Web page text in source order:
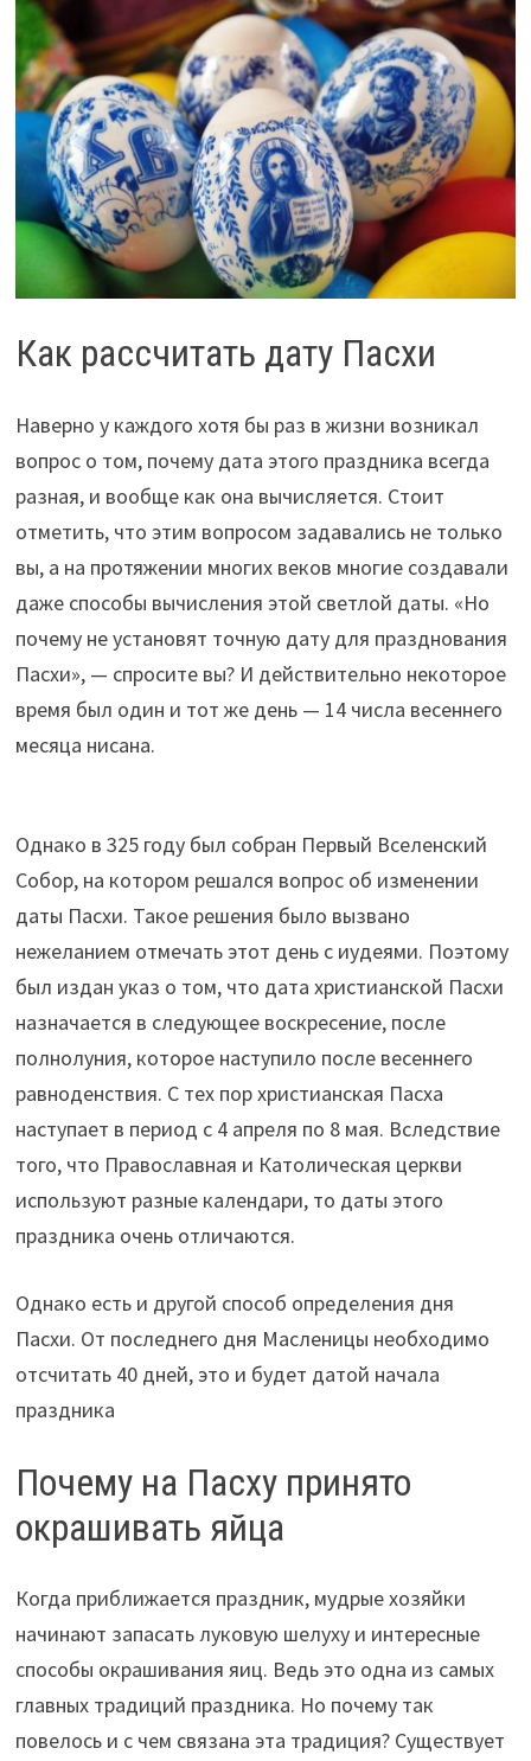
Как рассчитать дату Пасхи
Наверно у каждого хотя бы раз в жизни возникал
вопрос о том, почему дата этого праздника всегда
разная, и вообще как она вычисляется. Стоит
отметить, что этим вопросом задавались не только
вы, а на протяжении многих веков многие создавали
даже способы вычисления этой светлой даты. «Но
почему не установят точную дату для празднования
Пасхи», — спросите вы? И действительно некоторое
время был один и тот же день — 14 числа весеннего
месяца нисана.
Однако в 325 году был собран Первый Вселенский
Собор, на котором решался вопрос об изменении
даты Пасхи. Такое решения было вызвано
нежеланием отмечать этот день с иудеями. Поэтому
был издан указ о том, что дата христианской Пасхи
назначается в следующее воскресение, после
полнолуния, которое наступило после весеннего
равноденствия. С тех пор христианская Пасха
наступает в период с 4 апреля по 8 мая. Вследствие
того, что Православная и Католическая церкви
используют разные календари, то даты этого
праздника очень отличаются.
Однако есть и другой способ определения дня
Пасхи. От последнего дня Масленицы необходимо
отсчитать 40 дней, это и будет датой начала
праздника
Почему на Пасху принято
окрашивать яйца
Когда приближается праздник, мудрые хозяйки
начинают запасать луковую шелуху и интересные
способы окрашивания яиц. Ведь это одна из самых
главных традиций праздника. Но почему так
повелось и с чем связана эта традиция? Существует